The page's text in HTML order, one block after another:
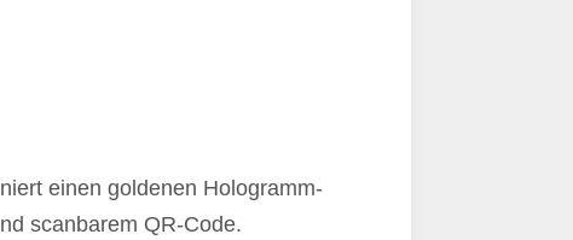
einen goldenen Hologramm-
scanbarem QR-Code.